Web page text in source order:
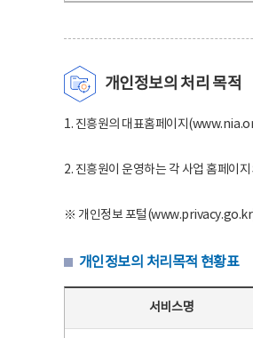
개인정보의 처리 목적
1. 진흥원의 대표홈페이지
2. 진흥원이 운영하는 각 사업 홈페이
※ 개인정보 포털(www.privacy.go.kr)
개인정보의 처리목적 현황표
서비스명